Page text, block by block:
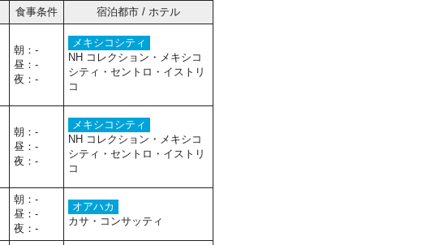
食事条件
宿泊都市 / ホテル
朝：-
昼：-
夜：-
メキシコシティ
NH コレクション・メキシコ
シティ・セントロ・イストリ
コ
朝：-
昼：-
夜：-
メキシコシティ
NH コレクション・メキシコ
シティ・セントロ・イストリ
コ
朝：-
昼：-
夜：-
オアハカ
カサ・コンサッティ